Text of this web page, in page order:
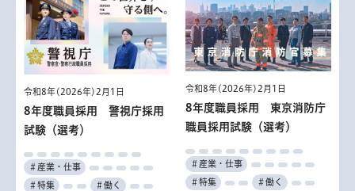
令和8年(2026年)2月1日
8年度職員採用 警視庁採用
試験（選考）
＃産業・仕事
＃特集 ＃働く
令和8年(2026年)2月1日
8年度職員採用 東京消防庁
職員採用試験（選考）
＃産業・仕事
＃特集 ＃働く